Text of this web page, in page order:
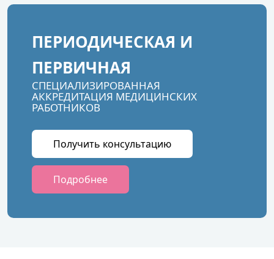
ПЕРИОДИЧЕСКАЯ И
ПЕРВИЧНАЯ
СПЕЦИАЛИЗИРОВАННАЯ
АККРЕДИТАЦИЯ МЕДИЦИНСКИХ
РАБОТНИКОВ
Получить консультацию
Подробнее